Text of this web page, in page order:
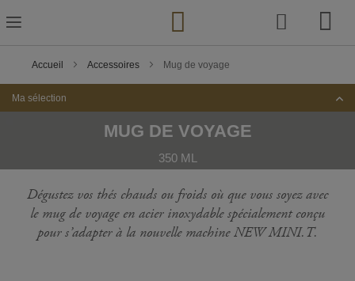
to
Content
Accueil Accessoires Mug de voyage
Ma sélection
MUG DE VOYAGE
350 ML
Dégustez vos thés chauds ou froids où que vous soyez avec
le mug de voyage en acier inoxydable spécialement conçu
pour s’adapter à la nouvelle machine NEW MINI.T.